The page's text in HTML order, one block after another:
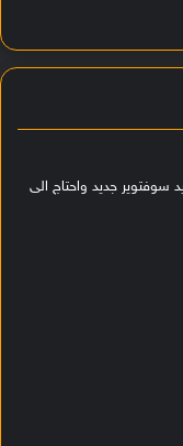
جديد واحتاج الى